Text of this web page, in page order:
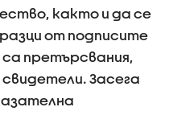
както и да се
от подписите
претърсвания,
свидетели. Засега